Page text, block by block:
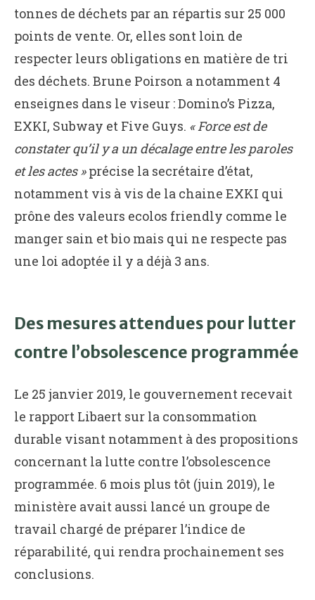
tonnes de déchets par an répartis sur 25 000
points de vente. Or, elles sont loin de
respecter leurs obligations en matière de tri
des déchets. Brune Poirson a notamment 4
enseignes dans le viseur : Domino’s Pizza,
EXKI, Subway et Five Guys. « Force est de
constater qu’il y a un décalage entre les paroles
et les actes »précise la secrétaire d’état,
notamment vis à vis de la chaine EXKI qui
prône des valeurs ecolos friendly comme le
manger sain et bio mais qui ne respecte pas
une loi adoptée il y a déjà 3 ans.
Des mesures attendues pour lutter
contre l’obsolescence programmée
Le 25 janvier 2019, le gouvernement recevait
le rapport Libaert sur la consommation
durable visant notamment à des propositions
concernant la lutte contre l’obsolescence
programmée. 6 mois plus tôt (juin 2019), le
ministère avait aussi lancé un groupe de
travail chargé de préparer l’indice de
réparabilité, qui rendra prochainement ses
conclusions.